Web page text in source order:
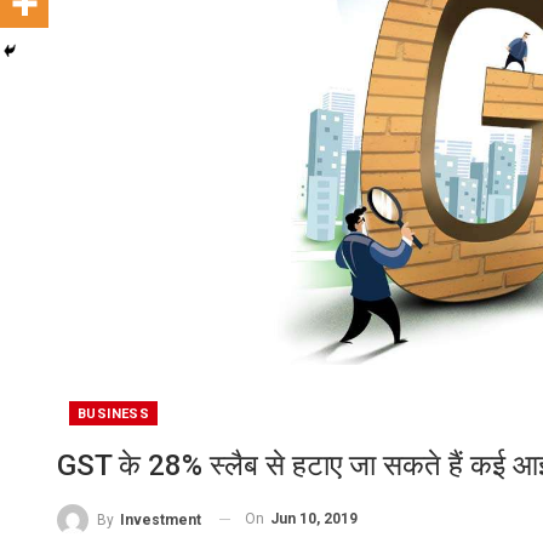
BUSINESS
GST के 28% स्लैब से हटाए जा सकते हैं कई
By Investment On Jun 10, 2019